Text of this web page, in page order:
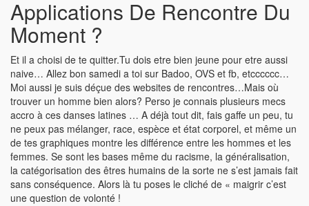
Applications De Rencontre Du
Moment ?
Et il a choisi de te quitter.Tu dois etre bien jeune pour etre aussi
naive… Allez bon samedi a toi sur Badoo, OVS et fb, etcccccc…
Moi aussi je suis déçue des websites de rencontres…Mais où
trouver un homme bien alors? Perso je connais plusieurs mecs
accro à ces danses latines … A déjà tout dit, fais gaffe un peu, tu
ne peux pas mélanger, race, espèce et état corporel, et même un
de tes graphiques montre les différence entre les hommes et les
femmes. Se sont les bases même du racisme, la généralisation,
la catégorisation des êtres humains de la sorte ne s’est jamais fait
sans conséquence. Alors là tu poses le cliché de « maigrir c’est
une question de volonté !